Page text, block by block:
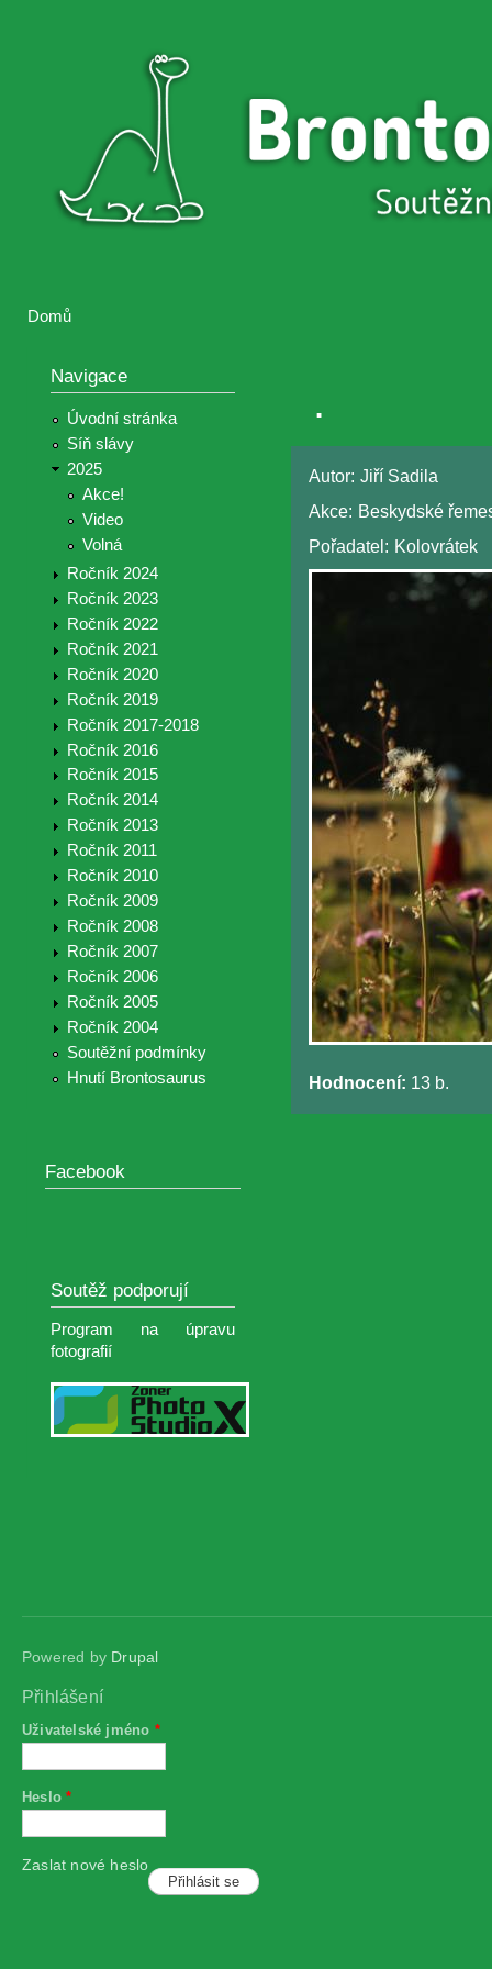
Brontosaurus
Brontosaurus
Domů
Navigace
Úvodní stránka
Síň slávy
2025
Akce!
Video
Volná
Ročník 2024
Ročník 2023
Ročník 2022
Ročník 2021
Ročník 2020
Ročník 2019
Ročník 2017-2018
Ročník 2016
Ročník 2015
Ročník 2014
Ročník 2013
Ročník 2011
Ročník 2010
Ročník 2009
Ročník 2008
Ročník 2007
Ročník 2006
Ročník 2005
Ročník 2004
Soutěžní podmínky
Hnutí Brontosaurus
Facebook
Soutěž podporují
Program na úpravu
fotografií
.
Autor: Jiří Sadila
Akce: Beskydské
Pořadatel: Kolovrátek
Hodnocení: 13 b.
Powered by Drupal
Přihlášení
Uživatelské jméno *
Heslo*
Zaslat nové heslo